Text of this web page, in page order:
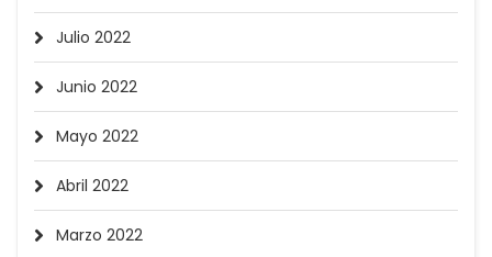
Julio 2022
Junio 2022
Mayo 2022
Abril 2022
Marzo 2022